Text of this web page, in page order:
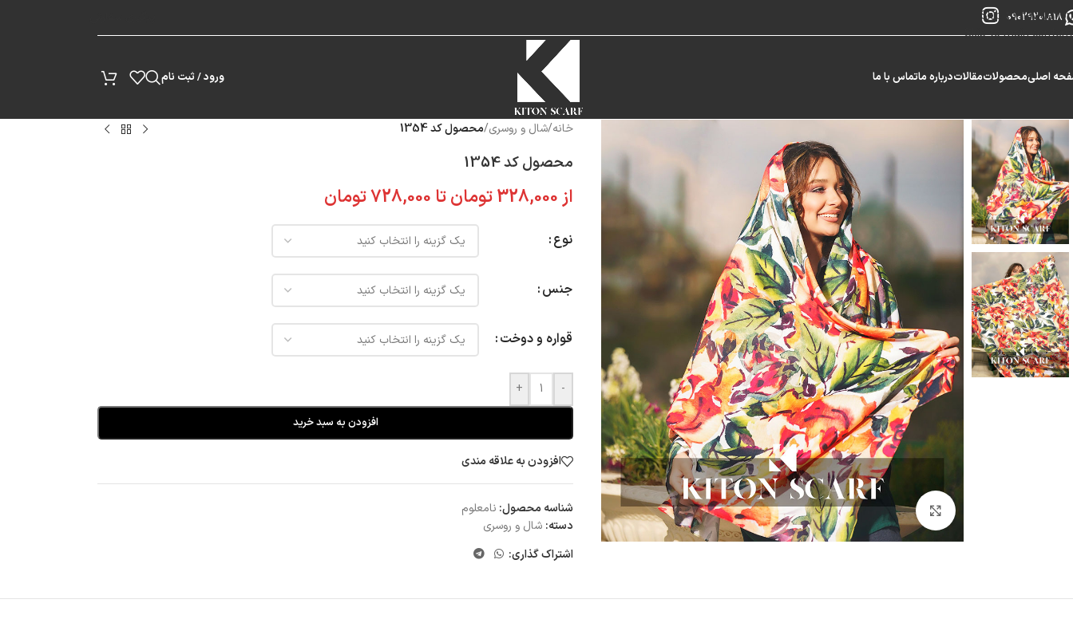
Skip to navigation
Skip to main content
09029201818
اصلیمحصولاتمقالاتدرباره ماتماس با ما ورود / ثبت نام
بزرگنمایی تصویر
خانه/شال و روسری/محصول کد 1354
محصول کد 1354
از328,000تومانتا 728,000تومان
نوع
جنس
قواره و دوخت
-
+
افزودن به سبد خرید
افزودن به علاقه مندی
شناسه محصول: نامعلوم
دسته: شال و روسری
اشتراک گذاری: